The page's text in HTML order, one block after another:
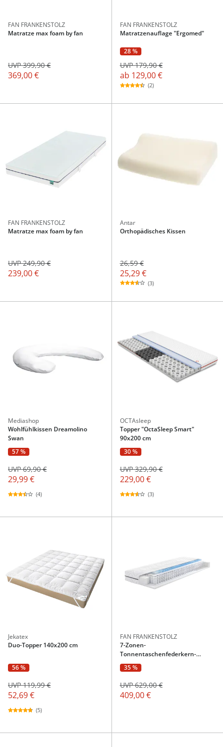
FAN FRANKENSTOLZ
Matratze max foam by fan
369,00 €
UVP 399,90 €
FAN FRANKENSTOLZ
Matratzenauflage "Ergomed"
28 %
ab 129,00 €
UVP 179,90 €
(2)
FAN FRANKENSTOLZ
Matratze max foam by fan
239,00 €
UVP 249,90 €
Antar
Orthopädisches Kissen
26,59 €
25,29 €
(3)
Mediashop
Wohlfühlkissen Dreamolino
Swan
57 %
29,99 €
UVP 69,90 €
(4)
OCTAsleep
Topper "OctaSleep Smart"
90x200 cm
30 %
229,00 €
UVP 329,90 €
(3)
Jekatex
Duo-Topper 140x200 cm
56 %
52,69 €
UVP 119,99 €
(5)
FAN FRANKENSTOLZ
7-Zonen-
Tonnentaschenfederkern-
Matratze Megax Premium Top T
H3 - 140x200 cm
35 %
409,00 €
UVP 629,00 €